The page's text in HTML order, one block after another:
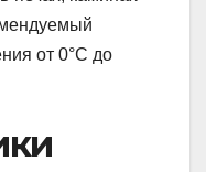
от 0°С до